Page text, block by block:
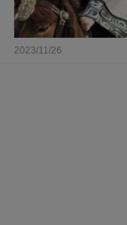
2023/11/26